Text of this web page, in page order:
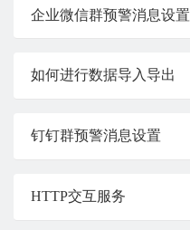
企业微信群预警消息设置
如何进行数据导入导出
钉钉群预警消息设置
HTTP交互服务